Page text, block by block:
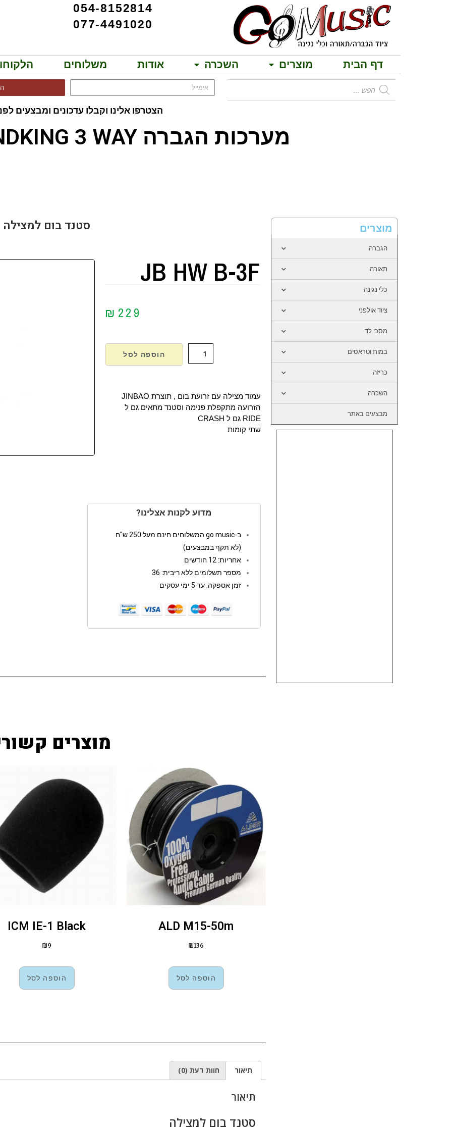
054-8152814
077-4491020
דף הבית מוצרים השכרה אודות משלוחים
הצטרפו אלינו וקבלו עדכונים ומבצעים
מערכות הגברה SOUNDKING 3 WAY!!
מוצרים
הגברה
תאורה
כלי נגינה
ציוד אולפני
מסכי לד
במות וטראסים
כריזה
השכרה
מבצעים באתר
סטנד בום למצילה
JB HW B-3F
₪ 229
הוספה לסל
עמוד מצילה עם זרועת בום , תוצרת JINBAO
הזרועה מתקפלת פנימה וסטנד מתאים גם ל
RIDE גם ל CRASH
שתי קומות
מדוע לקנות אצלינו?
ב-go music המשלוחים חינם מעל 250 ש"ח
(לא תקף במבצעים)
אחריות: 12 חודשים
מספר תשלומים ללא ריבית: 36
זמן אספקה: עד 5 ימי עסקים
מוצרים
ALD M15-50m
₪136
הוספה לסל
ICM IE-1 Black
₪9
הוספה לסל
תיאור חוות דעת (0)
תיאור
סטנד בום למצילה